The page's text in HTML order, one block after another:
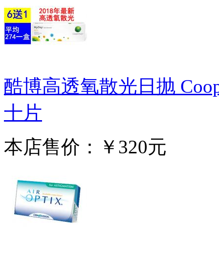
酷博高透氧散光日抛
十片
本店售价：￥320元